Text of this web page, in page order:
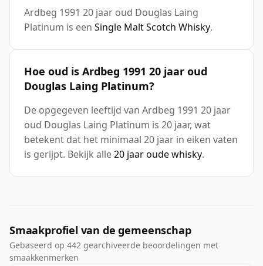
Ardbeg 1991 20 jaar oud Douglas Laing
Platinum is een Single Malt Scotch Whisky.
Hoe oud is Ardbeg 1991 20 jaar oud
Douglas Laing Platinum?
De opgegeven leeftijd van Ardbeg 1991 20 jaar
oud Douglas Laing Platinum is 20 jaar, wat
betekent dat het minimaal 20 jaar in eiken vaten
is gerijpt. Bekijk alle20 jaar oude whisky.
Smaakprofiel van de gemeenschap
Gebaseerd op 442 gearchiveerde beoordelingen met
smaakkenmerken